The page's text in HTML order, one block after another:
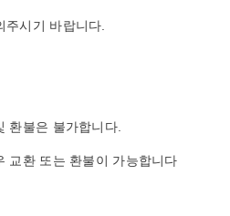
시기 바랍니다.
환불은 불가합니다.
교환 또는 환불이 가능합니다